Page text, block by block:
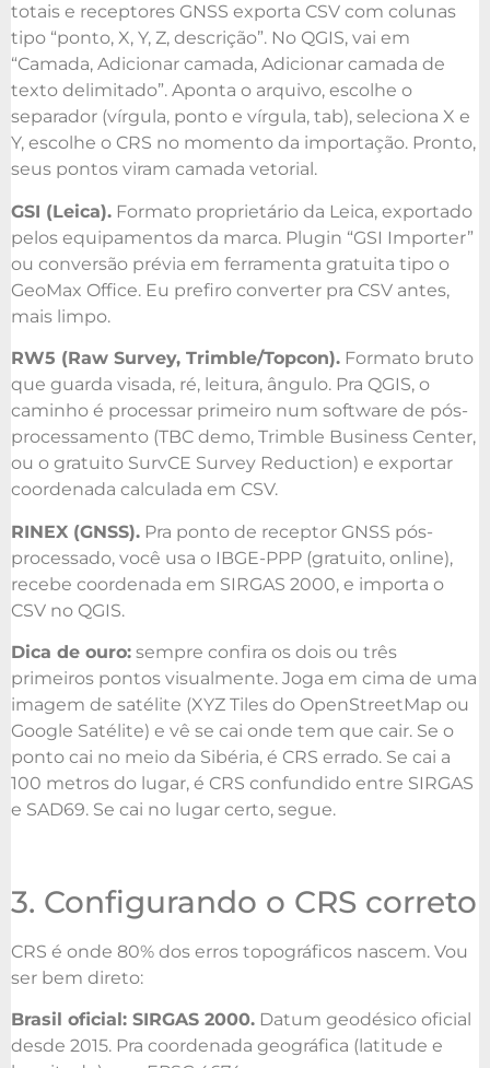
totais e receptores GNSS exporta CSV com colunas
tipo “ponto, X, Y, Z, descrição”. No QGIS, vai em
“Camada, Adicionar camada, Adicionar camada de
texto delimitado”. Aponta o arquivo, escolhe o
separador (vírgula, ponto e vírgula, tab), seleciona X e
Y, escolhe o CRS no momento da importação. Pronto,
seus pontos viram camada vetorial.
GSI (Leica). Formato proprietário da Leica, exportado
pelos equipamentos da marca. Plugin “GSI Importer”
ou conversão prévia em ferramenta gratuita tipo o
GeoMax Office. Eu prefiro converter pra CSV antes,
mais limpo.
RW5 (Raw Survey, Trimble/Topcon). Formato bruto
que guarda visada, ré, leitura, ângulo. Pra QGIS, o
caminho é processar primeiro num software de pós-
processamento (TBC demo, Trimble Business Center,
ou o gratuito SurvCE Survey Reduction) e exportar
coordenada calculada em CSV.
RINEX (GNSS). Pra ponto de receptor GNSS pós-
processado, você usa o IBGE-PPP (gratuito, online),
recebe coordenada em SIRGAS 2000, e importa o
CSV no QGIS.
Dica de ouro: sempre confira os dois ou três
primeiros pontos visualmente. Joga em cima de uma
imagem de satélite (XYZ Tiles do OpenStreetMap ou
Google Satélite) e vê se cai onde tem que cair. Se o
ponto cai no meio da Sibéria, é CRS errado. Se cai a
100 metros do lugar, é CRS confundido entre SIRGAS
e SAD69. Se cai no lugar certo, segue.
3. Configurando o CRS correto
CRS é onde 80% dos erros topográficos nascem. Vou
ser bem direto:
Brasil oficial: SIRGAS 2000. Datum geodésico oficial
desde 2015. Pra coordenada geográfica (latitude e